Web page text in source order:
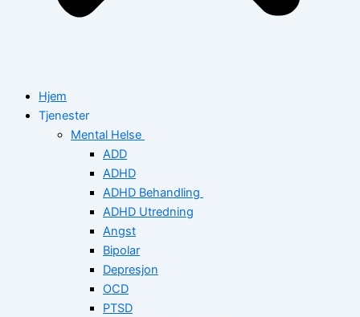
Hjem
Tjenester
Mental Helse
ADD
ADHD
ADHD Behandling
ADHD Utredning
Angst
Bipolar
Depresjon
OCD
PTSD